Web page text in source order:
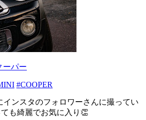
ーパー
#COOPER
インスタのフォロワーさんに撮ってい
も綺麗でお気に入り👏